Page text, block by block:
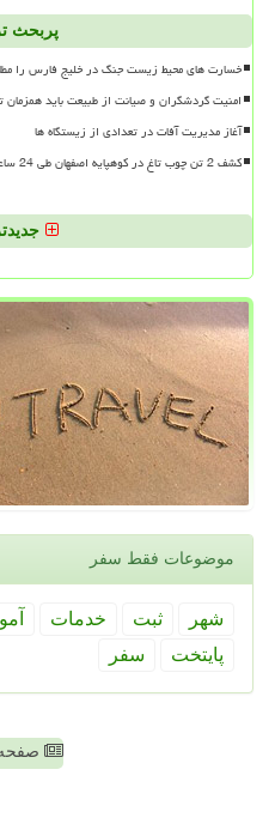
پربحث
خسارت های محیط زیست جنگ در خلیج فارس را
امنیت گردشگران و صیانت از طبیعت باید همزمان
آغاز مدیریت آفات در تعدادی از زیستگاه ها
کشف 2 تن چوب تاغ در کوهپایه اصفهان طی 24 ساعت اخیر 8 نفر دستگیر شدند
موضوعات فقط سفر
شهر ثبت خدمات
پایتخت
سفر
صفحه